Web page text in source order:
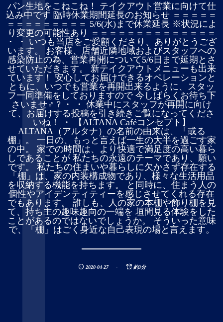
パン生地をこねこね！ テイクアウト営業に向けて仕
込み中です 臨時休業期間延長のお知らせ ＝＝＝＝＝
＝＝＝＝＝＝＝＝＝ 5/6(水)まで休業延長 ※状況によ
り変更の可能性あり ＝＝＝＝＝＝＝＝＝＝＝＝＝＝
・ ・ いつも当店をご愛顧くださり、ありがとうござ
います。 お客様、店舗近隣地域およびスタッフへの
感染防止の為、営業再開について5/6日まで延期とさ
せていただきます。 新テイクアウトメニューも出来
ています！ 安心してお届けできるオペレーションと
ともに、いつでも営業を再開出来るように、スタッ
フ一同準備をしておりますので 今しばらくお待ち下
さいませ‍♂️ ?️ ・ ・ 休業中にスタッフが再開に向け
て、お届けする投稿を引き続きご覧になってくださ
いね！ ・ 【ALTANA Caféコンセプト】
ALTANA（アルタナ）の名前の由来は、「或る
棚」。 一日の、もっと言えば一生の大半を過ごす家
の中。 家での時間は、より快適で満足度の高い暮ら
しであることが 私たちの永遠のテーマであり、願い
です。 私たちの住まいや暮らしに欠かさず存在する
「棚」は、家の内装構成物であり、様々な生活用品
を収納する機能を持ちます。 と同時に、住まう人の
個性やアイデンティティーを感じさせてくれる存在
でもあります。 誰しも、人の家の本棚や飾り棚を見
て、持ち主の趣味趣向の一端を 垣間見る体験をした
ことがあるのではないでしょうか。 そういった意味
で、「棚」はごく身近な自己表現の場と言えます。
2020-04-27 約3分